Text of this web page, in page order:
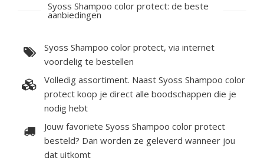
Syoss Shampoo color protect: de beste
aanbiedingen
Syoss Shampoo color protect, via internet
voordelig te bestellen
Volledig assortiment. Naast Syoss Shampoo color
protect koop je direct alle boodschappen die je
nodig hebt
Jouw favoriete Syoss Shampoo color protect
besteld? Dan worden ze geleverd wanneer jou
dat uitkomt